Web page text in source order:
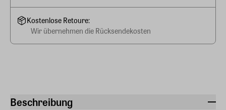
Beschreibung
Kostenlose Retoure:
Wir übernehmen die Rücksendekosten